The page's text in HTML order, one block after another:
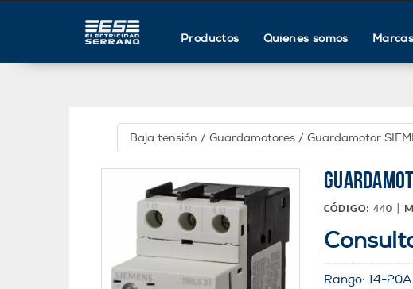
Productos Quienes somos Marcas
Baja tensión / Guardamotores / Guardamotor
CÓDIGO: 440 |
Rango: 14-20A